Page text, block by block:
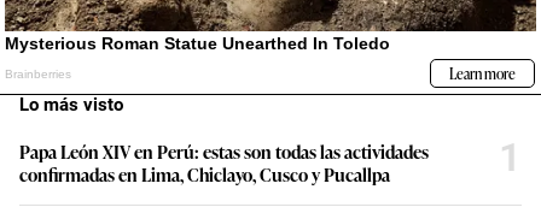
Lo más visto
Papa León XIV en Perú: estas son todas las actividades
confirmadas en Lima, Chiclayo, Cusco y Pucallpa
1